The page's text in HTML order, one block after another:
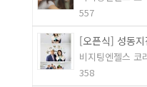
557
[오픈식] 성동
비지팅엔젤스
358